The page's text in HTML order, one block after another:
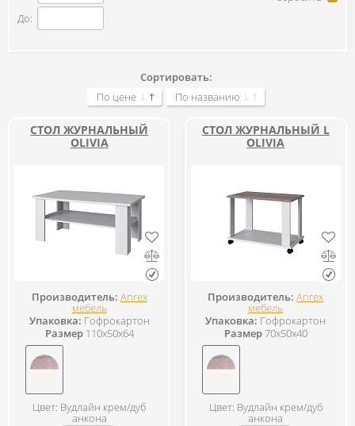
До:
Сортировать:
По цене
По названию
СТОЛ ЖУРНАЛЬНЫЙ
OLIVIA
Производитель: Anrex
мебель
Упаковка: Гофрокартон
Размер110x50x64
Цвет: Вудлайн крем/дуб
анкона
СТОЛ ЖУРНАЛЬНЫЙ L
OLIVIA
Производитель: Anrex
мебель
Упаковка: Гофрокартон
Размер70x50x40
Цвет: Вудлайн крем/дуб
анкона